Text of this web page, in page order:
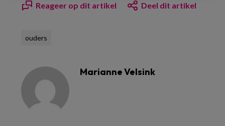
Reageer op dit artikel Deel dit artikel
ouders
Marianne Velsink